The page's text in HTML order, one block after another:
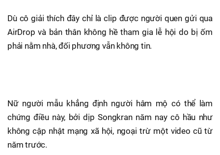
Dù cô giải thích đây chỉ là clip được người quen gửi qua
AirDrop và bản thân không hề tham gia lễ hội do bị ốm
phải nằm nhà, đối phương vẫn không tin.
Nữ người mẫu khẳng định người hâm mộ có thể làm
chứng điều này, bởi dịp Songkran năm nay cô hầu như
không cập nhật mạng xã hội, ngoại trừ một video cũ từ
năm trước.